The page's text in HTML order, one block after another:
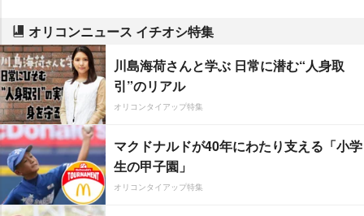
オリコンニュース イチオシ特集
川島海荷さんと学ぶ 日常に潜む“人身取
引”のリアル
オリコンタイアップ特集
マクドナルドが40年にわたり支える「小学
生の甲子園」
オリコンタイアップ特集